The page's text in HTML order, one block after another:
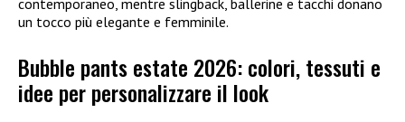
un tocco più elegante e femminile.
Bubble pants estate 2026: colori, tessuti e
idee per personalizzare il look